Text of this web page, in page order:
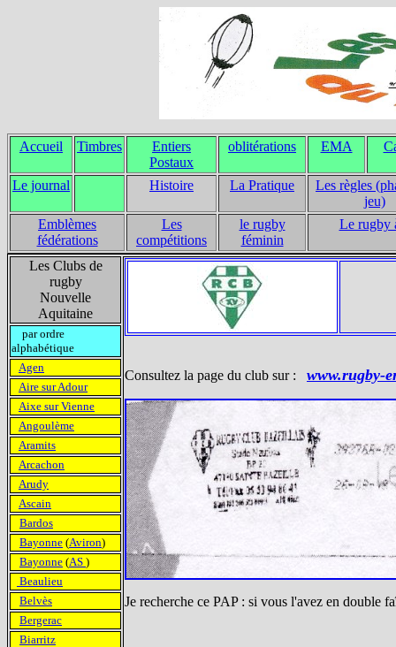
Accueil Timbres
Entiers
Postaux
oblitérations EMA
Le journal Histoire La Pratique
Les règles
jeu)
Emblèmes
fédérations
Les
compétitions
le rugby
féminin
Le rugby
Les Clubs de
rugby
Nouvelle
Aquitaine
Consultez la page du club sur : www.rugby-
Je recherche ce PAP : si vous l'avez en double
par ordre
alphabétique
Agen
Aire sur Adour
Aixe sur Vienne
Angoulème
Aramits
Arcachon
Arudy
Ascain
Bardos
Bayonne (Aviron)
Bayonne (AS )
Beaulieu
Belvès
Bergerac
Biarritz